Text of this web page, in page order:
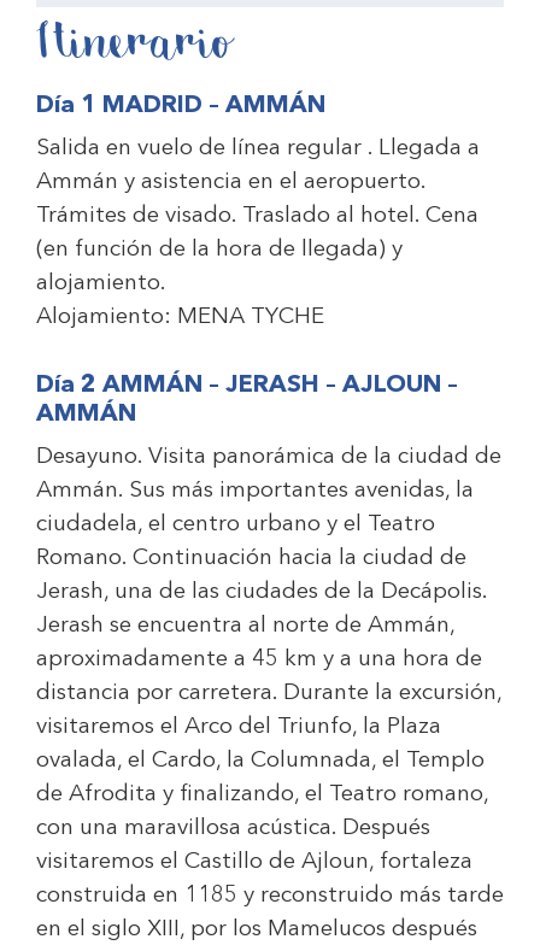
Itinerario
Día 1 MADRID – AMMÁN
Salida en vuelo de línea regular . Llegada a
Ammán y asistencia en el aeropuerto.
Trámites de visado. Traslado al hotel. Cena
(en función de la hora de llegada) y
alojamiento.
Alojamiento: MENA TYCHE
Día 2 AMMÁN – JERASH – AJLOUN –
AMMÁN
Desayuno. Visita panorámica de la ciudad de
Ammán. Sus más importantes avenidas, la
ciudadela, el centro urbano y el Teatro
Romano. Continuación hacia la ciudad de
Jerash, una de las ciudades de la Decápolis.
Jerash se encuentra al norte de Ammán,
aproximadamente a 45 km y a una hora de
distancia por carretera. Durante la excursión,
visitaremos el Arco del Triunfo, la Plaza
ovalada, el Cardo, la Columnada, el Templo
de Afrodita y finalizando, el Teatro romano,
con una maravillosa acústica. Después
visitaremos el Castillo de Ajloun, fortaleza
construida en 1185 y reconstruido más tarde
en el siglo XIII, por los Mamelucos después